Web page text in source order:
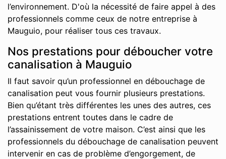
l’environnement. D'où la nécessité de faire appel à des
professionnels comme ceux de notre entreprise à
Mauguio, pour réaliser tous ces travaux.
Nos prestations pour déboucher votre
canalisation à Mauguio
Il faut savoir qu’un professionnel en débouchage de
canalisation peut vous fournir plusieurs prestations.
Bien qu’étant très différentes les unes des autres, ces
prestations entrent toutes dans le cadre de
l’assainissement de votre maison. C’est ainsi que les
professionnels du débouchage de canalisation peuvent
intervenir en cas de problème d’engorgement, de